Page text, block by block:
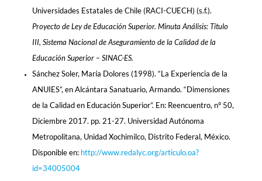
Universidades Estatales de Chile (RACI-CUECH) (s.f.).
Proyecto de Ley de Educación Superior. Minuta Análisis: Titulo
III, Sistema Nacional de Aseguramiento de la Calidad de la
Educación Superior – SINAC-ES.
Sánchez Soler, María Dolores (1998). “La Experiencia de la
ANUIES”, en Alcántara Sanatuario, Armando. “Dimensiones
de la Calidad en Educación Superior”. En: Reencuentro, n° 50,
Diciembre 2017. pp. 21-27. Universidad Autónoma
Metropolitana, Unidad Xochimilco, Distrito Federal, México.
Disponible en: http://www.redalyc.org/articulo.oa?
id=34005004